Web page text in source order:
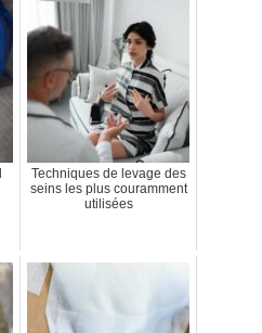
Techniques de levage des
seins les plus couramment
utilisées